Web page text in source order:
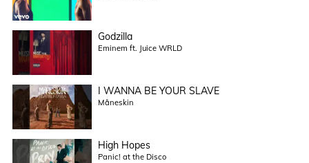
Godzilla
Eminem ft. Juice WRLD
I WANNA BE YOUR SLAVE
Måneskin
High Hopes
Panic! at the Disco